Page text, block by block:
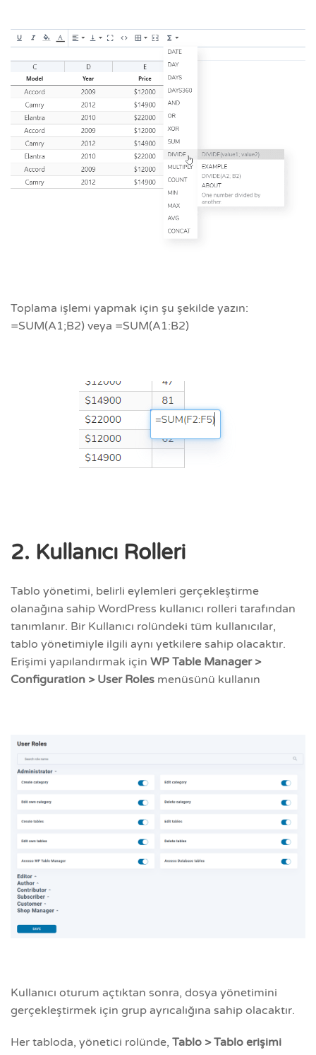
Toplama işlemi yapmak için şu şekilde yazın:
=SUM(A1;B2) veya =SUM(A1:B2)
2. Kullanıcı Rolleri
Tablo yönetimi, belirli eylemleri gerçekleştirme
olanağına sahip WordPress kullanıcı rolleri tarafından
tanımlanır. Bir Kullanıcı rolündeki tüm kullanıcılar,
tablo yönetimiyle ilgili aynı yetkilere sahip olacaktır.
Erişimi yapılandırmak için WP Table Manager >
Configuration > User Roles menüsünü kullanın
Kullanıcı oturum açtıktan sonra, dosya yönetimini
gerçekleştirmek için grup ayrıcalığına sahip olacaktır.
Her tabloda, yönetici rolünde, Tablo > Tablo erişimi